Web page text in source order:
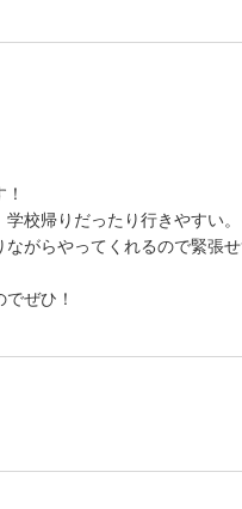
校帰りだったり行きやすい。
がらやってくれるので緊張せ
ぜひ！